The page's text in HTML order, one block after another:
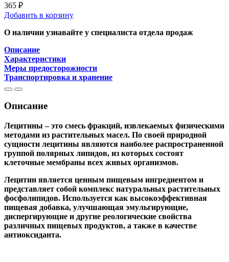
365 ₽
Добавить в корзину
О наличии узнавайте у специалиста отдела продаж
Описание
Характеристики
Меры предосторожности
Транспортировка и хранение
Описание
Лецитины – это смесь фракций, извлекаемых физическими
методами из растительных масел. По своей природной
сущности лецитины являются наиболее распространенной
группой полярных липидов, из которых состоят
клеточные мембраны всех живых организмов.
Лецитин является ценным пищевым ингредиентом и
представляет собой комплекс натуральных растительных
фосфолипидов. Используется как высокоэффективная
пищевая добавка, улучшающая эмульгирующие,
диспергирующие и другие реологические свойства
различных пищевых продуктов, а также в качестве
антиоксиданта.